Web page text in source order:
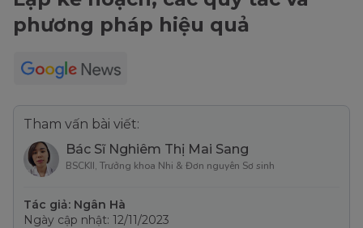
phương pháp hiệu quả
Tham vấn bài viết:
Bác Sĩ Nghiêm Thị Mai Sang
BSCKII, Trưởng khoa Nhi & Đơn nguyên Sơ sinh
Tác giả: Ngân Hà
Ngày cập nhật: 12/11/2023